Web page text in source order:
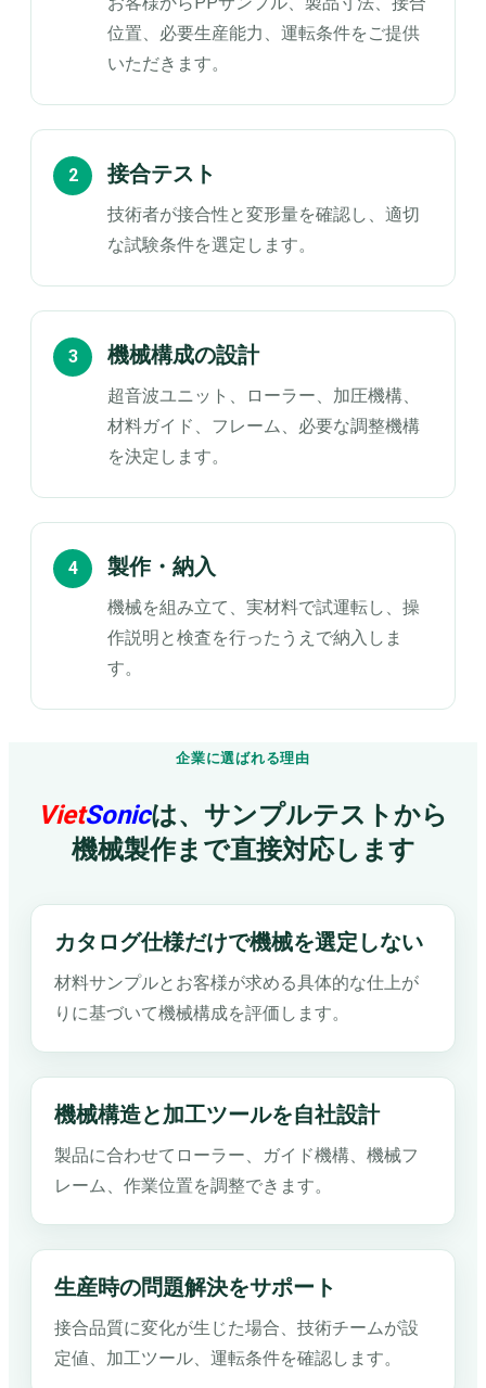
位置、必要生産能力、運転条件をご提供
いただきます。
接合テスト
技術者が接合性と変形量を確認し、適切
な試験条件を選定します。
機械構成の設計
超音波ユニット、ローラー、加圧機構、
材料ガイド、フレーム、必要な調整機構
を決定します。
製作・納入
機械を組み立て、実材料で試運転し、操
作説明と検査を行ったうえで納入しま
す。
企業に選ばれる理由
VietSonicは、サンプルテストから
機械製作まで直接対応します
カタログ仕様だけで機械を選定しない
材料サンプルとお客様が求める具体的な仕上が
りに基づいて機械構成を評価します。
機械構造と加工ツールを自社設計
製品に合わせてローラー、ガイド機構、機械フ
レーム、作業位置を調整できます。
生産時の問題解決をサポート
接合品質に変化が生じた場合、技術チームが設
定値、加工ツール、運転条件を確認します。